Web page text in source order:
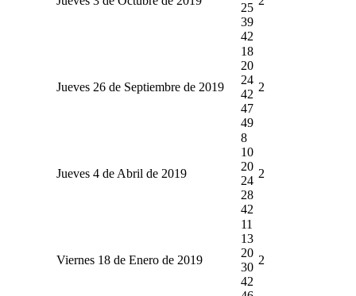
25
39
42
Jueves 26 de Septiembre de 2019
18
20
24
42
47
49
2
Jueves 4 de Abril de 2019
8
10
20
24
28
42
2
Viernes 18 de Enero de 2019
11
13
20
30
42
2